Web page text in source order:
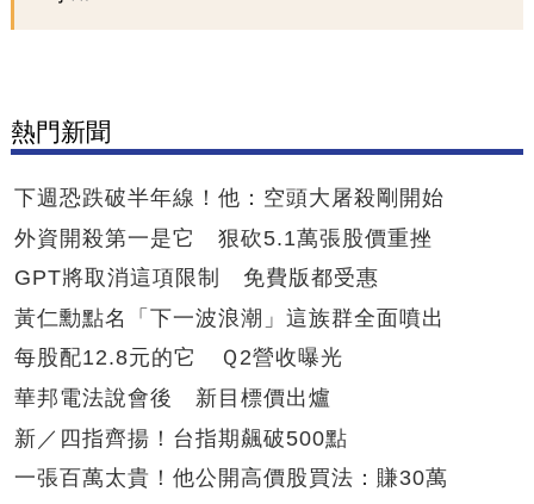
熱門新聞
下週恐跌破半年線！他：空頭大屠殺剛開始
外資開殺第一是它 狠砍5.1萬張股價重挫
GPT將取消這項限制 免費版都受惠
黃仁勳點名「下一波浪潮」這族群全面噴出
每股配12.8元的它 Ｑ2營收曝光
華邦電法說會後 新目標價出爐
新／四指齊揚！台指期飆破500點
一張百萬太貴！他公開高價股買法：賺30萬